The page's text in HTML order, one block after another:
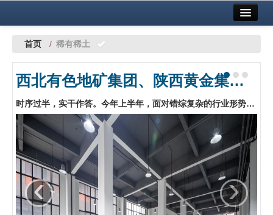
中国有色金属报社主办 广告服务
铜镍铅锌
铝
稀有稀土
有色市场
科技
镁钛
首页 / 稀有稀土
西北有色地矿集团、陕西黄金集团：深耕主业拓市场 实干攻坚稳增长
时序过半，实干作答。今年上半年，面对错综复杂的行业形势与市场波动压力，西北有色地矿集团、陕西黄金集团（以下简称为“两集团”）锚定年度高质量发展目标，深耕主责主业，统筹推进资源收储、项目建设、市场开拓等重点工作，抓好生产组织优化、经营效益攻坚、产能充分释放等关键举措，推动主要生产经营指标稳步落地，发展质效有序提升。…
‹ ›